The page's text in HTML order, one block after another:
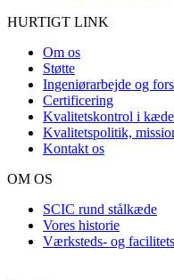
HURTIGT LINK
Om os
Støtte
Ingeniørarbejde og
Certificering
Kvalitetskontrol i
Kvalitetspolitik,
Kontakt os
OM OS
SCIC rund stålkæde
Vores historie
Værksteds- og